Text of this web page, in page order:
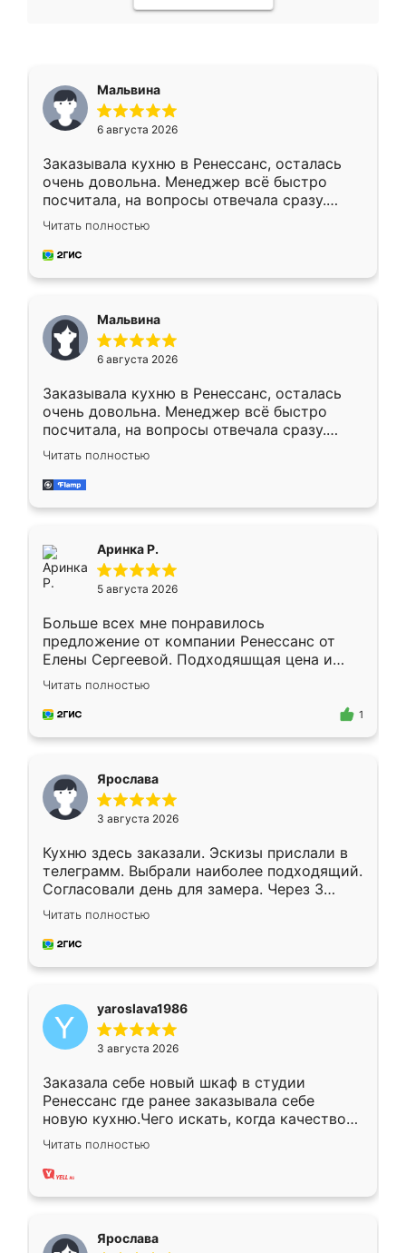
Мальвина
6 августа 2026
Заказывала кухню в Ренессанс, осталась
очень довольна. Менеджер всё быстро
посчитала, на вопросы отвечала сразу.
Замерщик приехал в субботу, подошёл к
делу со всей ответственностью. Собрали
за день, ребята работали аккуратно, даже
Читать полностью
Мальвина
6 августа 2026
Заказывала кухню в Ренессанс, осталась
очень довольна. Менеджер всё быстро
посчитала, на вопросы отвечала сразу.
Замерщик приехал в субботу, подошёл к
делу со всей ответственностью. Собрали
за день, ребята работали аккуратно, даже
Читать полностью
Аринка Р.
5 августа 2026
Больше всех мне понравилось
предложение от компании Ренессанс от
Елены Сергеевой. Подходяшщая цена и
короткие сроки изготовления. Приехавший
для замера сотрудник Владислав
предложил по моему эскизу самый
Читать полностью
1
Ярослава
3 августа 2026
Кухню здесь заказали. Эскизы прислали в
телеграмм. Выбрали наиболее подходящий.
Согласовали день для замера. Через 3
недели кухня была уже готова. Остались
довольны работой. Спасибо Ренессанс
мебель за качественную работу!
Читать полностью
yaroslava1986
3 августа 2026
Заказала себе новый шкаф в студии
Ренессанс где ранее заказывала себе
новую кухню.Чего искать, когда качеством
вполне довольна. Служит кухня уже почти
два года, нареканий нет.
Читать полностью
Ярослава